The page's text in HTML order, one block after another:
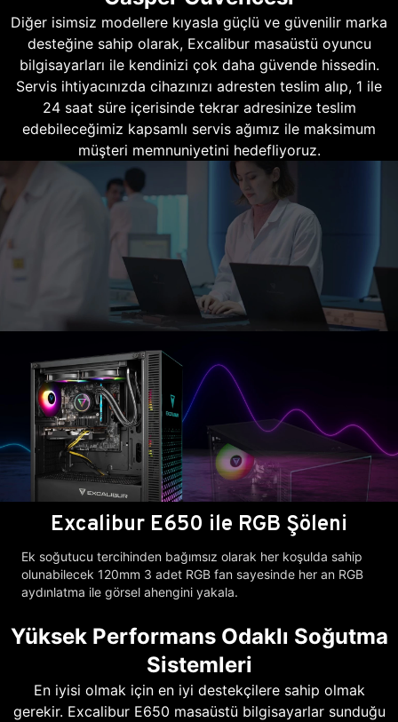
Diğer isimsiz modellere kıyasla güçlü ve güvenilir marka
desteğine sahip olarak, Excalibur masaüstü oyuncu
bilgisayarları ile kendinizi çok daha güvende hissedin.
Servis ihtiyacınızda cihazınızı adresten teslim alıp, 1 ile
24 saat süre içerisinde tekrar adresinize teslim
edebileceğimiz kapsamlı servis ağımız ile maksimum
müşteri memnuniyetini hedefliyoruz.
Excalibur E650 ile RGB Şöleni
Ek soğutucu tercihinden bağımsız olarak her koşulda sahip
olunabilecek 120mm 3 adet RGB fan sayesinde her an RGB
aydınlatma ile görsel ahengini yakala.
Yüksek Performans Odaklı Soğutma
Sistemleri
En iyisi olmak için en iyi destekçilere sahip olmak
gerekir. Excalibur E650 masaüstü bilgisayarlar sunduğu